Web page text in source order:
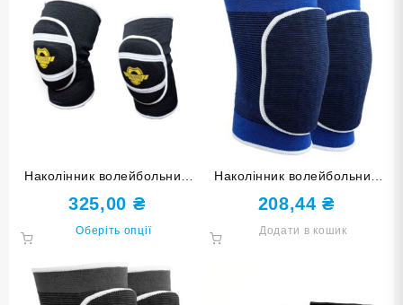
Наколінник волейбольний
HARD TOUCH чорний
325,00 ₴
Оберіть опції
кілька
Наколінник волейбольний
синій 0835-С
208,44₴
Додати в кошик